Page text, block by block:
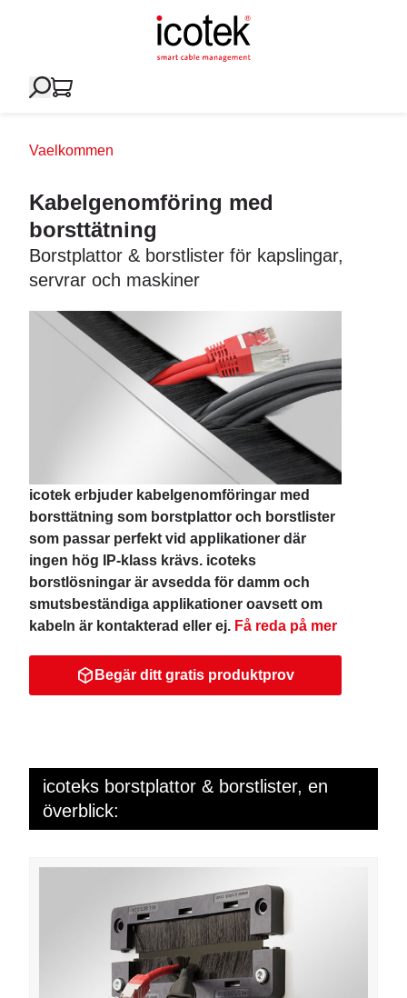
Vaelkommen
Kabelgenomföring med
borsttätning
Borstplattor & borstlister för kapslingar,
servrar och maskiner
icotek erbjuder kabelgenomföringar med
borsttätning som borstplattor och borstlister
som passar perfekt vid applikationer där
ingen hög IP-klass krävs. icoteks
borstlösningar är avsedda för damm och
smutsbeständiga applikationer oavsett om
kabeln är kontakterad eller ej. Få reda på mer
Begär ditt gratis produktprov
icoteks borstplattor & borstlister, en
överblick: